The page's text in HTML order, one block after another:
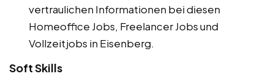
vertraulichen Informationen bei diesen
Homeoffice Jobs, Freelancer Jobs und
Vollzeitjobs in Eisenberg.
Soft Skills